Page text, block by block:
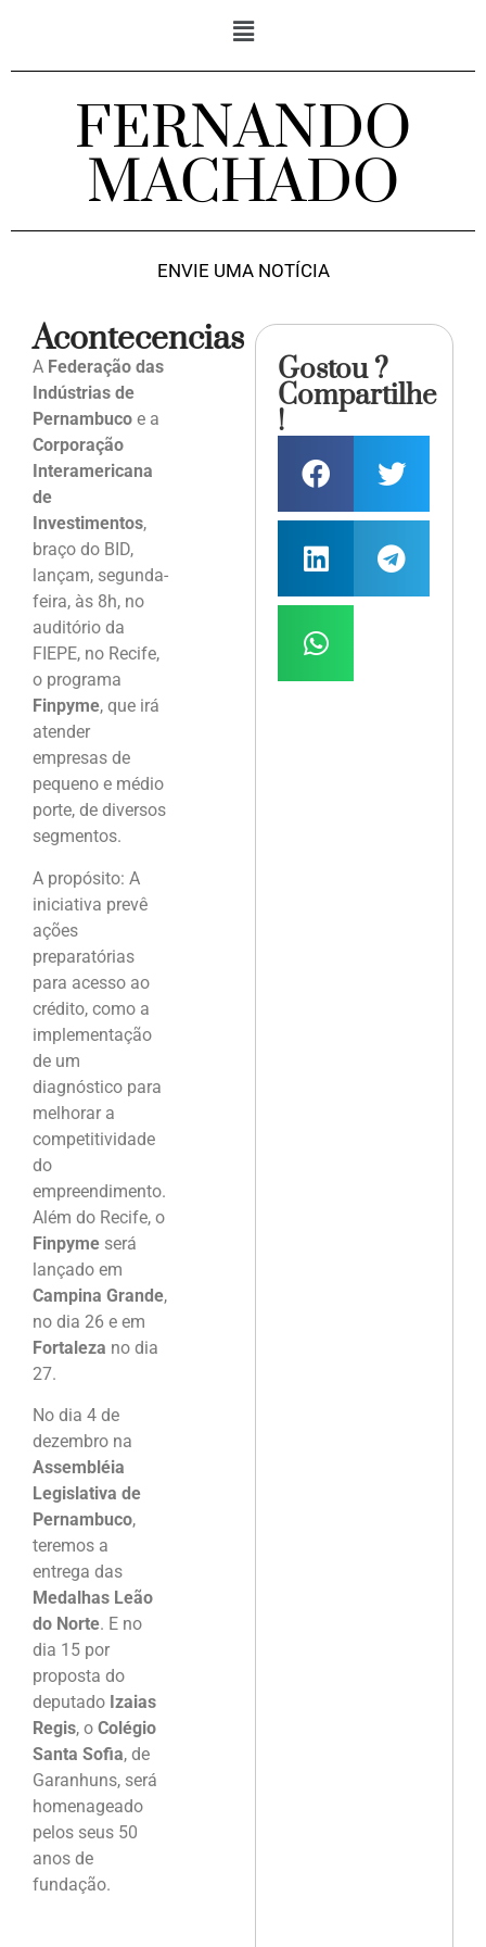
FERNANDO
MACHADO
ENVIE UMA NOTÍCIA
Acontecencias
A Federação das
Indústrias de
Pernambuco e a
Corporação
Interamericana
de
Investimentos,
braço do BID,
lançam, segunda-
feira, às 8h, no
auditório da
FIEPE, no Recife,
o programa
Finpyme, que irá
atender
empresas de
pequeno e médio
porte, de diversos
segmentos.
A propósito: A
iniciativa prevê
ações
preparatórias
para acesso ao
crédito, como a
implementação
de um
diagnóstico para
melhorar a
competitividade
do
empreendimento.
Além do Recife, o
Finpyme será
lançado em
Campina Grande,
no dia 26 e em
Fortaleza no dia
27.
No dia 4 de
dezembro na
Assembléia
Legislativa de
Pernambuco,
teremos a
entrega das
Medalhas Leão
do Norte. E no
dia 15 por
proposta do
deputado Izaias
Regis, o Colégio
Santa Sofia, de
Garanhuns, será
homenageado
pelos seus 50
anos de
fundação.
Gostou ?
Compartilhe
!